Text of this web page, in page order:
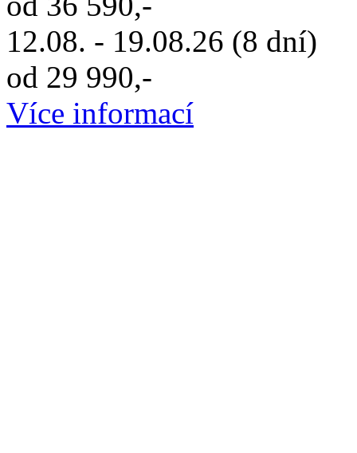
12.08. - 19.08.26 (8 dní)
od 29 990,-
Více informací